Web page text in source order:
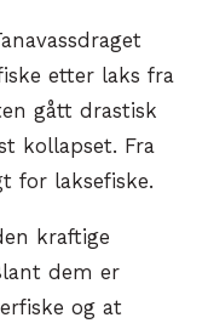
etter laks fra
gått drastisk
kollapset. Fra
for laksefiske.
kraftige
dem er
og at